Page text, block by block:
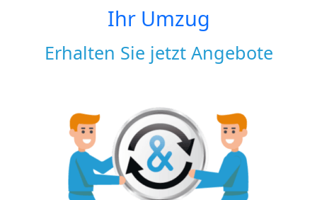
Ihr Umzug
Erhalten Sie jetzt Angebote